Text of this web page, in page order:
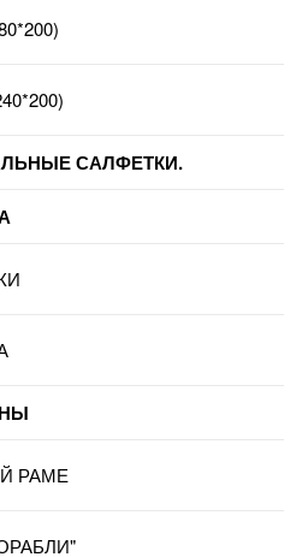
САЛФЕТКИ.
РАМЕ